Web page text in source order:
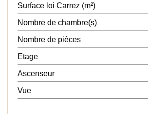
Surface loi Carrez (m²)
Nombre de chambre(s)
Nombre de pièces
Etage
Ascenseur
Vue